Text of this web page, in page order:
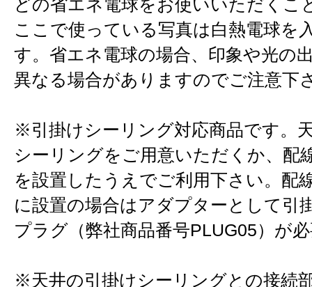
どの省エネ電球をお使いいただくこ
ここで使っている写真は白熱電球を
す。省エネ電球の場合、印象や光の
異なる場合がありますのでご注意下
※引掛けシーリング対応商品です。
シーリングをご用意いただくか、配
を設置したうえでご利用下さい。配
に設置の場合はアダプターとして引
プラグ（弊社商品番号PLUG05）が
※天井の引掛けシーリングとの接続